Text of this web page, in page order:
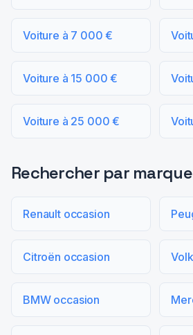
Voiture à 7 000 €
Voiture à 15 000 €
Voiture à 25 000 €
Rechercher par marque
Renault occasion
Citroën occasion
BMW occasion